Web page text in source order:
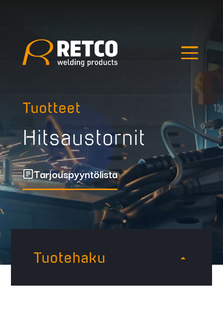
Tuotteet
Hitsaustornit
Tarjouspyyntölista
Tuotehaku
Hae tuotteista
Outlet